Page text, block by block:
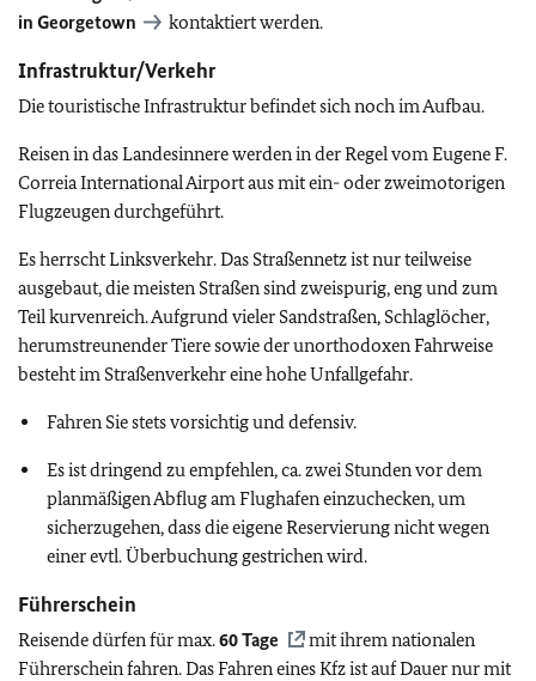
in Georgetown
kontaktiert werden.
Infrastruktur/Verkehr
Die touristische Infrastruktur befindet sich noch im Aufbau.
Reisen in das Landesinnere werden in der Regel vom Eugene F.
Correia International Airport aus mit ein- oder zweimotorigen
Flugzeugen durchgeführt.
Es herrscht Linksverkehr. Das Straßennetz ist nur teilweise
ausgebaut, die meisten Straßen sind zweispurig, eng und zum
Teil kurvenreich. Aufgrund vieler Sandstraßen, Schlaglöcher,
herumstreunender Tiere sowie der unorthodoxen Fahrweise
besteht im Straßenverkehr eine hohe Unfallgefahr.
Fahren Sie stets vorsichtig und defensiv.
Es ist dringend zu empfehlen, ca. zwei Stunden vor dem
planmäßigen Abflug am Flughafen einzuchecken, um
sicherzugehen, dass die eigene Reservierung nicht wegen
einer evtl. Überbuchung gestrichen wird.
Führerschein
Reisende dürfen für max.60 Tage
mit ihrem nationalen
Führerschein fahren. Das Fahren eines Kfz ist auf Dauer nur mit